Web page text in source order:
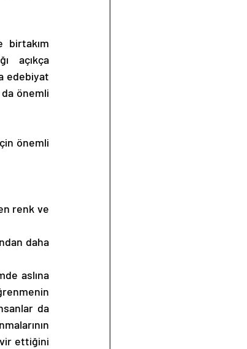
açıkça
edebiyat
da önemli
renk ve
daha
aslına
da
ettiğini